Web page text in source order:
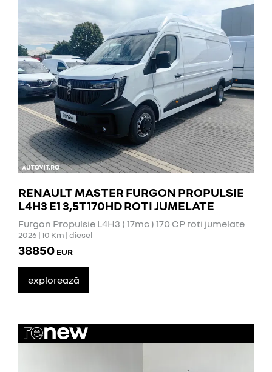
RENAULT MASTER FURGON PROPULSIE
L4H3 E1 3,5T170HD ROTI JUMELATE
Furgon Propulsie L4H3 ( 17mc ) 170 CP roti jumelate
2026 | 10 Km | diesel
38850 EUR
explorează